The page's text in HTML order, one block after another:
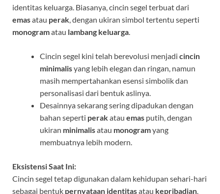
identitas keluarga. Biasanya, cincin segel terbuat dari
emasatau perak, dengan ukiran simbol tertentu seperti
monogramatau lambang keluarga.
Cincin segel kini telah berevolusi menjadi cincin
minimalisyang lebih elegan dan ringan, namun
masih mempertahankan esensi simbolik dan
personalisasi dari bentuk aslinya.
Desainnya sekarang sering dipadukan dengan
bahan seperti perakatau emas putih, dengan
ukiran minimalisatau monogramyang
membuatnya lebih modern.
Eksistensi Saat Ini:
Cincin segel tetap digunakan dalam kehidupan sehari-hari
sebagai bentuk pernyataan identitasatau kepribadian.